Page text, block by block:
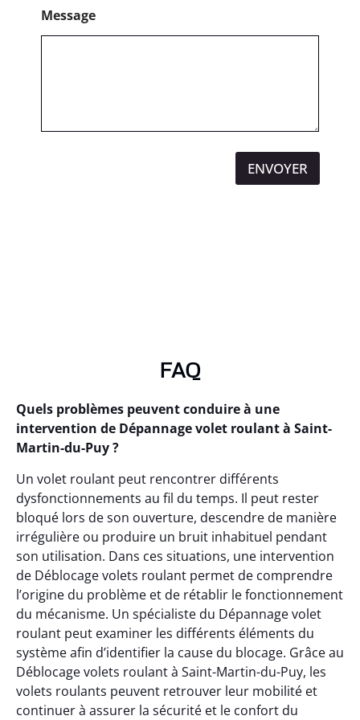
Message
ENVOYER
FAQ
Quels problèmes peuvent conduire à une
intervention de Dépannage volet roulant à Saint-
Martin-du-Puy ?
Un volet roulant peut rencontrer différents
dysfonctionnements au fil du temps. Il peut rester
bloqué lors de son ouverture, descendre de manière
irrégulière ou produire un bruit inhabituel pendant
son utilisation. Dans ces situations, une intervention
de Déblocage volets roulant permet de comprendre
l’origine du problème et de rétablir le fonctionnement
du mécanisme. Un spécialiste du Dépannage volet
roulant peut examiner les différents éléments du
système afin d’identifier la cause du blocage. Grâce au
Déblocage volets roulant à Saint-Martin-du-Puy, les
volets roulants peuvent retrouver leur mobilité et
continuer à assurer la sécurité et le confort du